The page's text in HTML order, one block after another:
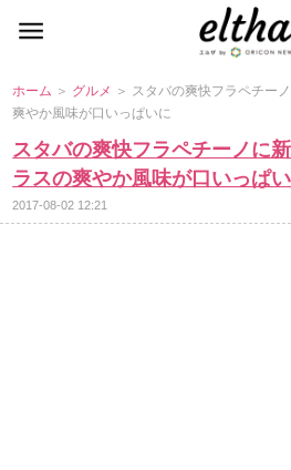
ホーム ＞ グルメ ＞ スタバの爽快フラペチー
爽やか風味が口いっぱいに
スタバの爽快フラペチーノに
ラスの爽やか風味が口いっぱ
2017-08-02 12:21